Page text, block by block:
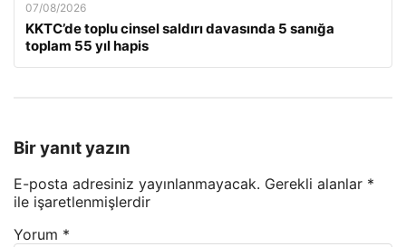
07/08/2026
KKTC’de toplu cinsel saldırı davasında 5 sanığa
toplam 55 yıl hapis
Bir yanıt yazın
E-posta adresiniz yayınlanmayacak. Gerekli alanlar *
ile işaretlenmişlerdir
Yorum *